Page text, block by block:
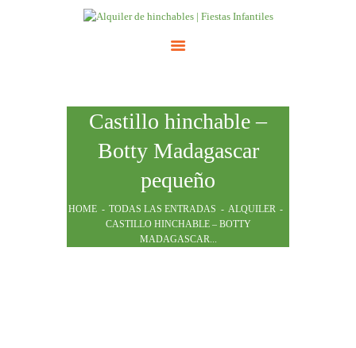
Castillo hinchable –
Botty Madagascar
pequeño
HOME TODAS LAS ENTRADAS
ALQUILER
CASTILLO HINCHABLE – BOTTY
MADAGASCAR...
ATRACCIONES
TARIFAS
CONTACTO